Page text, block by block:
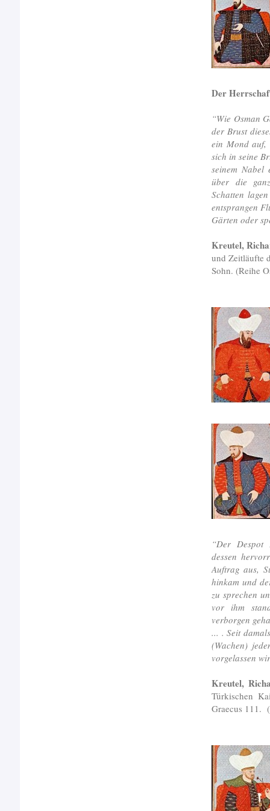
Der
“Wie Osman
der Brust
ein Mond auf,
sich in seine
seinem Nabel
über die
Schatten
entsprangen
Gärten oder
Kreutel,
und Zeitläufte
Sohn. (Reihe
“Der Despot
dessen
Auftrag aus,
hinkam und
zu sprechen
vor ihm
verborgen
... . Seit
(Wachen)
vorgelassen
Kreutel,
Türkischen
Graecus 111.